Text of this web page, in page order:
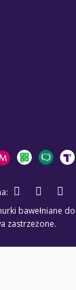
bawełniane
zastrzeżone.